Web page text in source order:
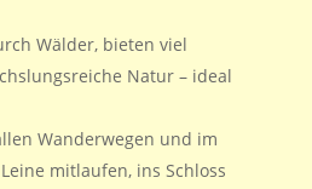
Wälder, bieten viel
Natur – ideal
Wanderwegen und im
mitlaufen, ins Schloss